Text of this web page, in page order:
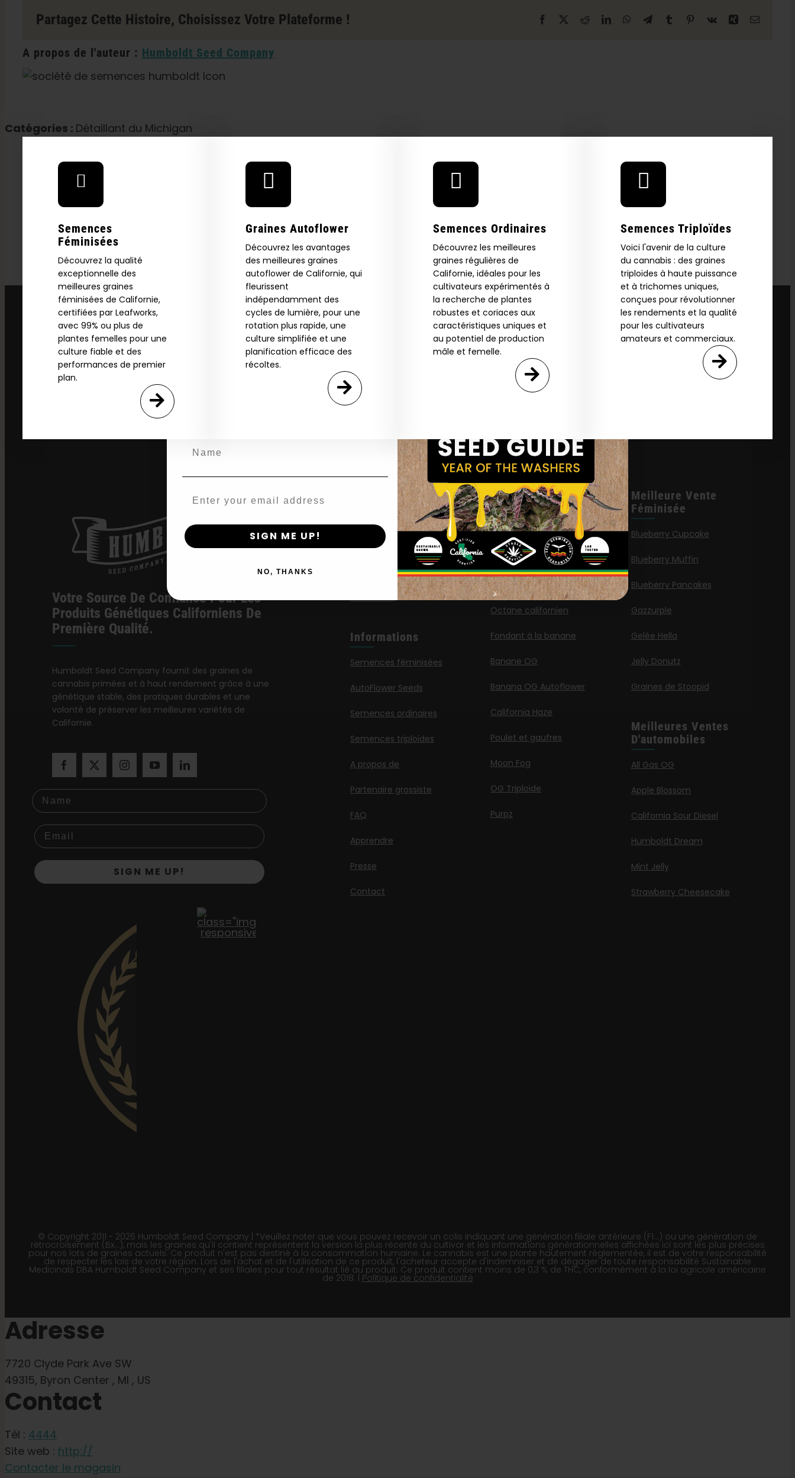
Partagez Cette Histoire, Choisissez Votre Plateforme ! Facebook RedditLinkedInWhatsAppTélégramme
Tumblr Pinterest
Vk Xing Courriel
A propos de l'auteur : Humboldt Seed Company
Catégories : Détaillant du Michigan
Semences
Féminisées
Découvrez la qualité
exceptionnelle des
meilleures graines
féminisées de Californie,
certifiées par Leafworks,
avec 99% ou plus de
plantes femelles pour une
culture fiable et des
performances de premier
plan.
Graines Autoflower
Découvrez les avantages
des meilleures graines
autoflower de Californie, qui
fleurissent
indépendamment des
cycles de lumière, pour une
rotation plus rapide, une
culture simplifiée et une
planification efficace des
récoltes.
Semences Ordinaires
Découvrez les meilleures
graines régulières de
Californie, idéales pour les
cultivateurs expérimentés à
la recherche de plantes
robustes et coriaces aux
caractéristiques uniques et
au potentiel de production
mâle et femelle.
Semences Triploïdes
Voici l'avenir de la culture
du cannabis : des graines
triploïdes à haute puissance
et à trichomes uniques,
conçues pour révolutionner
les rendements et la qualité
pour les cultivateurs
amateurs et commerciaux.
Votre Source De Confiance Pour Les
Produits Génétiques Californiens De
Première Qualité.
Humboldt Seed Company fournit des graines de
cannabis primées et à haut rendement grâce à une
génétique stable, des pratiques durables et une
volonté de préserver les meilleures variétés de
Californie.
Name
SIGN ME UP!
Magasin UE
Acheter des vêtements
Détaillants
Informations
Semences féminisées
AutoFlower Seeds
Semences ordinaires
Semences triploïdes
A propos de
Partenaire grossiste
FAQ
Apprendre
Presse
Contact
Nouvelles
Publications
Reine des Caraïbes
Limez
G.S. Cookies
Octane californien
Fondant à la banane
Banane OG
Banana OG Autoflower
California Haze
Poulet et gaufres
Moon Fog
OG Triploïde
Purpz
Meilleure Vente
Féminisée
Blueberry Cupcake
Blueberry Muffin
Blueberry Pancakes
Gazzurple
Gelée Hella
Jelly Donutz
Graines de Stoopid
Meilleures Ventes
D'automobiles
All Gas OG
Apple Blossom
California Sour Diesel
Humboldt Dream
Mint Jelly
Strawberry Cheesecake
© Copyright 2011 - 2026 Humboldt Seed Company | *Veuillez noter que vous pouvez recevoir un colis indiquant une génération filiale antérieure (F1…) ou une génération de
rétrocroisement (Bx…), mais les graines qu'il contient représentent la version la plus récente du cultivar et les informations générationnelles affichées ici sont les plus précises
pour nos lots de graines actuels. Ce produit n'est pas destiné à la consommation humaine. Le cannabis est une plante hautement réglementée, il est de votre responsabilité
de respecter les lois de votre région. Lors de l'achat et de l'utilisation de ce produit, l'acheteur accepte d'indemniser et de dégager de toute responsabilité Sustainable
Medicinals DBA Humboldt Seed Company et ses filiales pour tout résultat lié au produit. Ce produit contient moins de 0,3 % de THC, conformément à la loi agricole américaine
de 2018. | Politique de confidentialité
Adresse
7720 Clyde Park Ave SW
49315, Byron Center , MI , US
Contact
Tél : 4444
Site web : http://
Contacter le magasin
Are You Aged 18 Or Over?
The content and products of our website is reserved for
those of legal age.
Agree & Enter
By clicking AGREE & ENTER, you confirm you are 18
years or older
Explore Our Full
2026 Catalog.
Download our 2026 seed catalog. Plus, get 10% off
your first order and be the first to know about new
product drops, exclusive offers, and more.
SIGN ME UP!
NO, THANKS